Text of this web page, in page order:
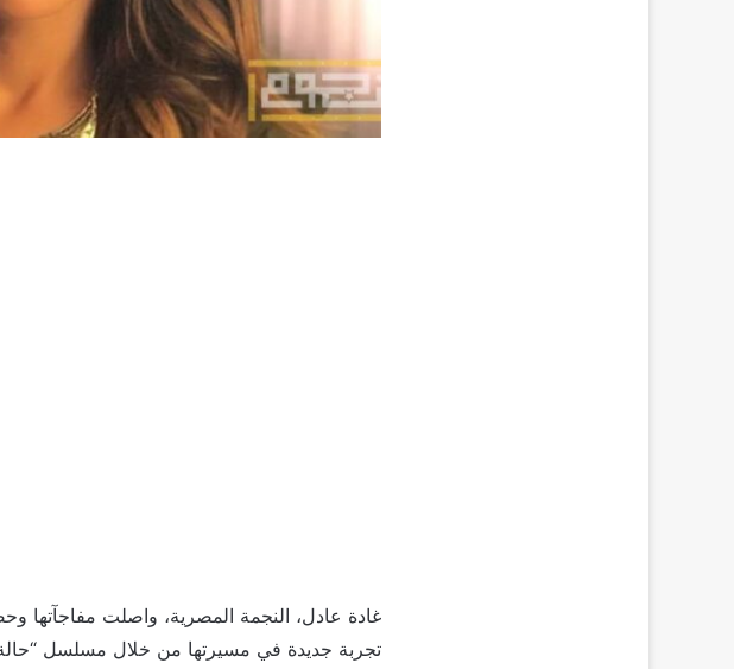
تجربة جديدة في مسيرتها من خلال مسلسل “حالة